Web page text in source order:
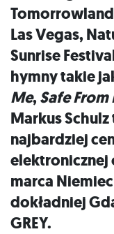
Las Vegas,
Sunrise
hymny takie
Me, Safe From
Markus
najbardziej
elektronicznej
marca
dokładniej
GREY.